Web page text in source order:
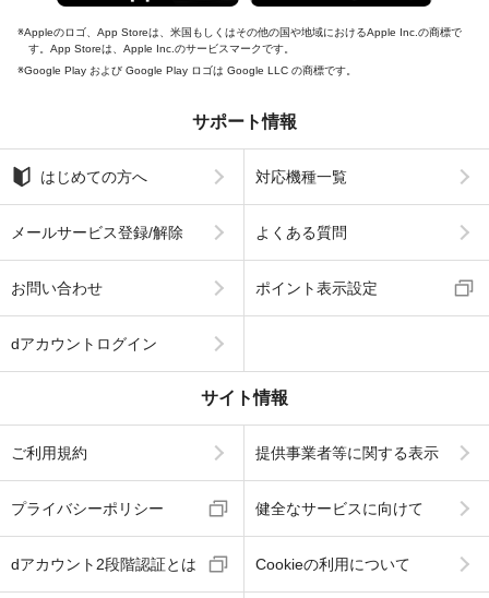
Appleのロゴ、App Storeは、米国もしくはその他の国や地域におけるApple Inc.の商標で
す。App Storeは、Apple Inc.のサービスマークです。
Google Play および Google Play ロゴは Google LLC の商標です。
サポート情報
はじめての方へ 対応機種一覧
メールサービス登録/解除 よくある質問
お問い合わせ ポイント表示設定
dアカウントログイン
サイト情報
ご利用規約 提供事業者等に関する表示
プライバシーポリシー 健全なサービスに向けて
dアカウント2段階認証とは Cookieの利用について